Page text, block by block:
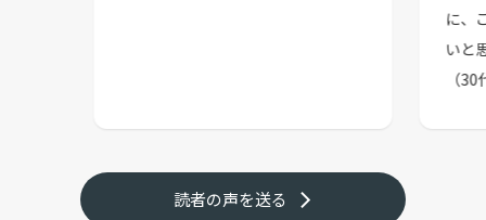
に、
いと
（
読者の声を送る